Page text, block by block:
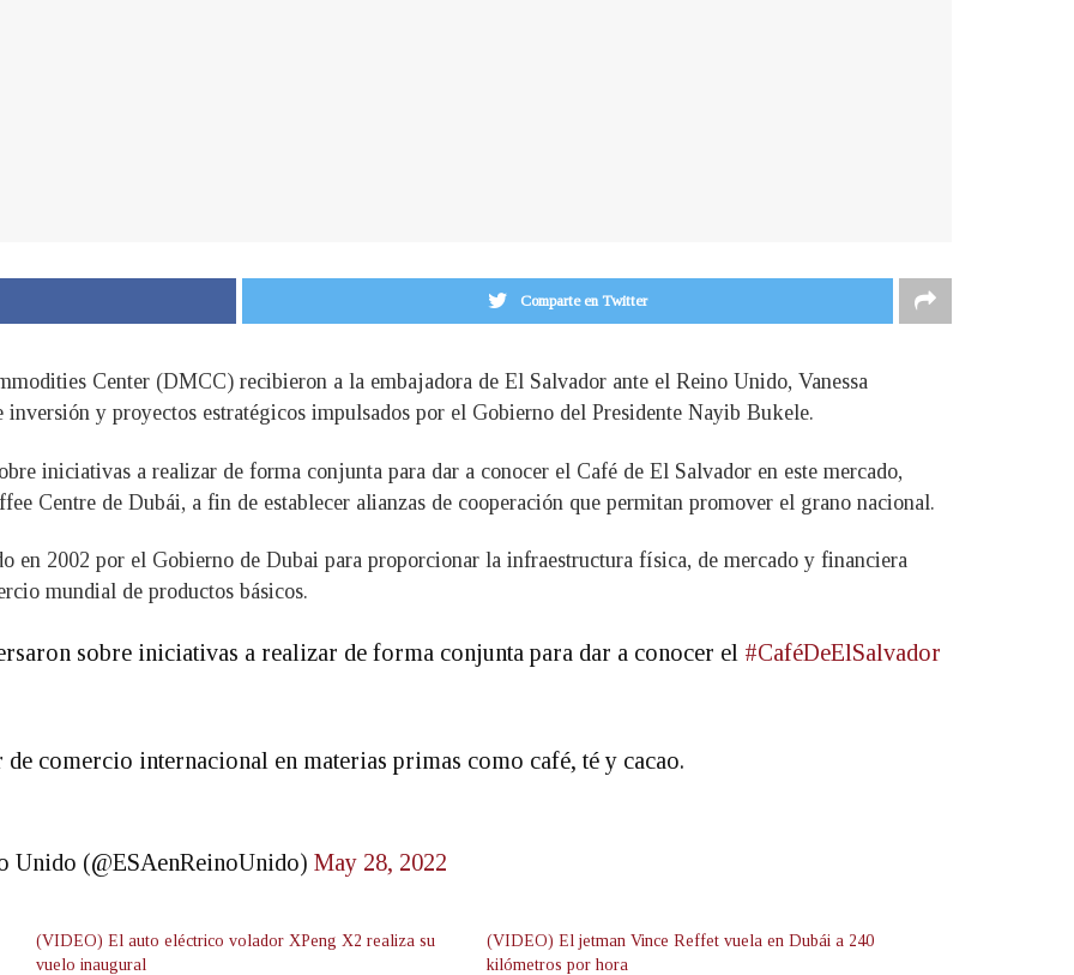
Comparte en Twitter
Center (DMCC) recibieron a la embajadora de El Salvador ante el Reino Unido, Vanessa
y proyectos estratégicos impulsados por el Gobierno del Presidente Nayib Bukele.
iniciativas a realizar de forma conjunta para dar a conocer el Café de El Salvador en este mercado,
Centre de Dubái, a fin de establecer alianzas de cooperación que permitan promover el grano nacional.
en 2002 por el Gobierno de Dubai para proporcionar la infraestructura física, de mercado y financiera
mundial de productos básicos.
sobre iniciativas a realizar de forma conjunta para dar a conocer el #CaféDeElSalvador
de comercio internacional en materias primas como café, té y cacao.
Unido (@ESAenReinoUnido) May 28, 2022
(VIDEO) El auto eléctrico volador XPeng X2 realiza su
vuelo inaugural
(VIDEO) El jetman Vince Reffet vuela en Dubái a 240
kilómetros por hora